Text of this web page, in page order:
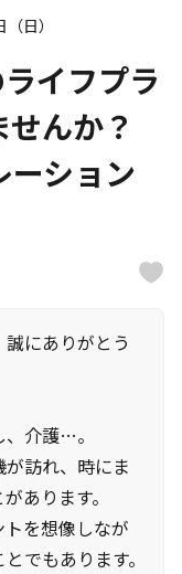
日）
イフプラ
んか？
ーション
にありがとう
介護…。
訪れ、時にま
あります。
を想像しなが
でもあります。